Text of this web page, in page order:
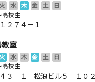
火 水 木 金 土
日
高校生
２７４－１
教室
火 水 木 金 土
日
高校生
３－１ 松浪ビル５ １０２